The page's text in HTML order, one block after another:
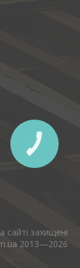
сайті захищені
2013—2026